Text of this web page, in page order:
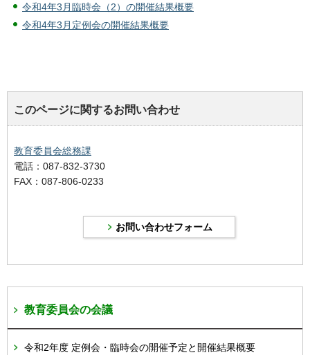
令和4年3月臨時会（2）の開催結果概要
令和4年3月定例会の開催結果概要
このページに関するお問い合わせ
教育委員会総務課
電話：087-832-3730
FAX：087-806-0233
教育委員会の会議
令和2年度 定例会・臨時会の開催予定と開催結果概要